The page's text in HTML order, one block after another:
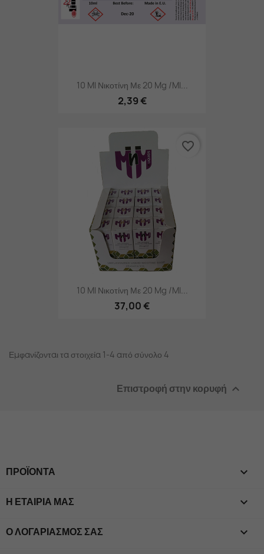
10 Ml Νικοτίνη Με 20 Mg /ml...
2,39 €
10 Ml Νικοτίνη Με 20 Mg /ml...
37,00 €
favorite_border
Εμφανίζονται τα στοιχεία 1-4 από σύνολο 4
Επιστροφή στην κορυφή 
ΠΡΟΪΌΝΤΑ 
Η ΕΤΑΙΡΊΑ ΜΑΣ 
Ο ΛΟΓΑΡΙΑΣΜΌΣ ΣΑΣ 